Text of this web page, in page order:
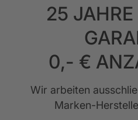
25
0,- €
Wir arbeiten
Marken-